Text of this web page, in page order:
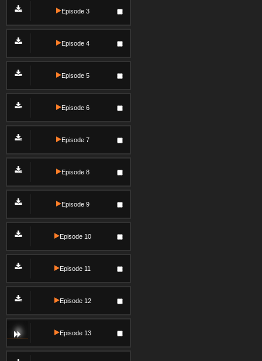
Episode 3
Episode 4
Episode 5
Episode 6
Episode 7
Episode 8
Episode 9
Episode 10
Episode 11
Episode 12
Episode 13